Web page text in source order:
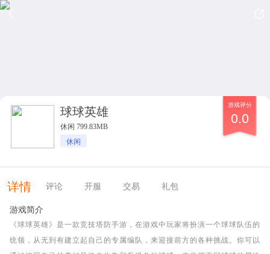
球球英雄
休闲 799.83MB
休闲
游戏评分
0.0
详情 评论 开服 交易 礼包
游戏简介
《球球英雄》是一款竞技塔防手游，在游戏中玩家将扮演一个球球队伍的
统领，从无到有建立起自己的专属编队，来迎接前方的各种挑战。你可以